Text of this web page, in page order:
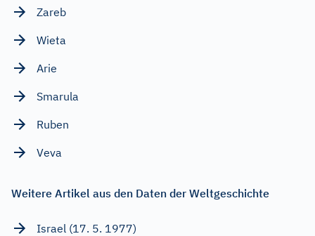
Zareb
Wieta
Arie
Smarula
Ruben
Veva
Weitere Artikel aus den Daten der Weltgeschichte
Israel (17. 5. 1977)